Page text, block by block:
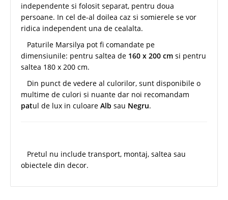
independente si folosit separat, pentru doua
persoane. In cel de-al doilea caz si somierele se vor
ridica independent una de cealalta.
Paturile Marsilya pot fi comandate pe
dimensiunile: pentru saltea de 160 x 200 cm si pentru
saltea 180 x 200 cm.
Din punct de vedere al culorilor, sunt disponibile o
multime de culori si nuante dar noi recomandam
patul de lux in culoare Alb sau Negru.
Pretul nu include transport, montaj, saltea sau
obiectele din decor.